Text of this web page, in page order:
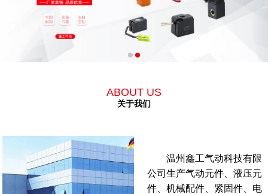
ABOUT US
关于我们
温州鑫工气动科技有限
公司生产气动元件、液压元
件、机械配件、紧固件、电